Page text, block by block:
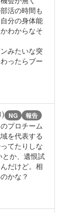
活の時間も
分の身体能
わからなそ
みたいな突
ったらブー
NG 報告
プロチーム
を代表する
てたりしな
とか、遺恨試
だけど。相
かな？